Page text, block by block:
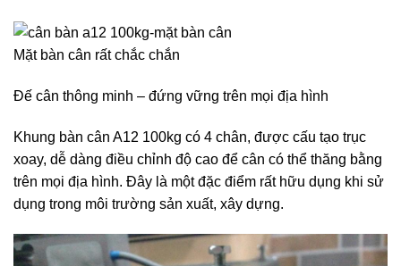
Mặt bàn cân rất chắc chắn
Đế cân thông minh – đứng vững trên mọi địa hình
Khung bàn cân A12 100kg có 4 chân, được cấu tạo trục
xoay, dễ dàng điều chỉnh độ cao để cân có thể thăng bằng
trên mọi địa hình. Đây là một đặc điểm rất hữu dụng khi sử
dụng trong môi trường sản xuất, xây dựng.